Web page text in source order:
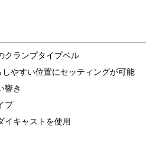
クランプタイプベル
しやすい位置にセッティングが可能
響き
プ
イキャストを使用